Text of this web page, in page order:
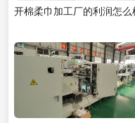
开棉柔巾加工厂的利润怎么